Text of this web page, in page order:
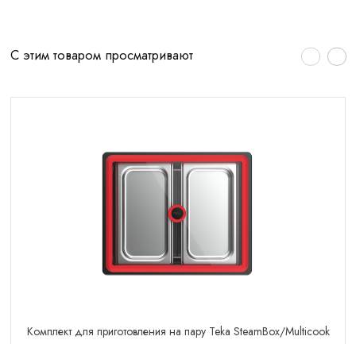
С этим товаром просматривают
Комплект для приготовления на пару Teka SteamBox/Multicook